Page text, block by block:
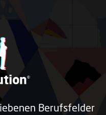
Berufsfelder